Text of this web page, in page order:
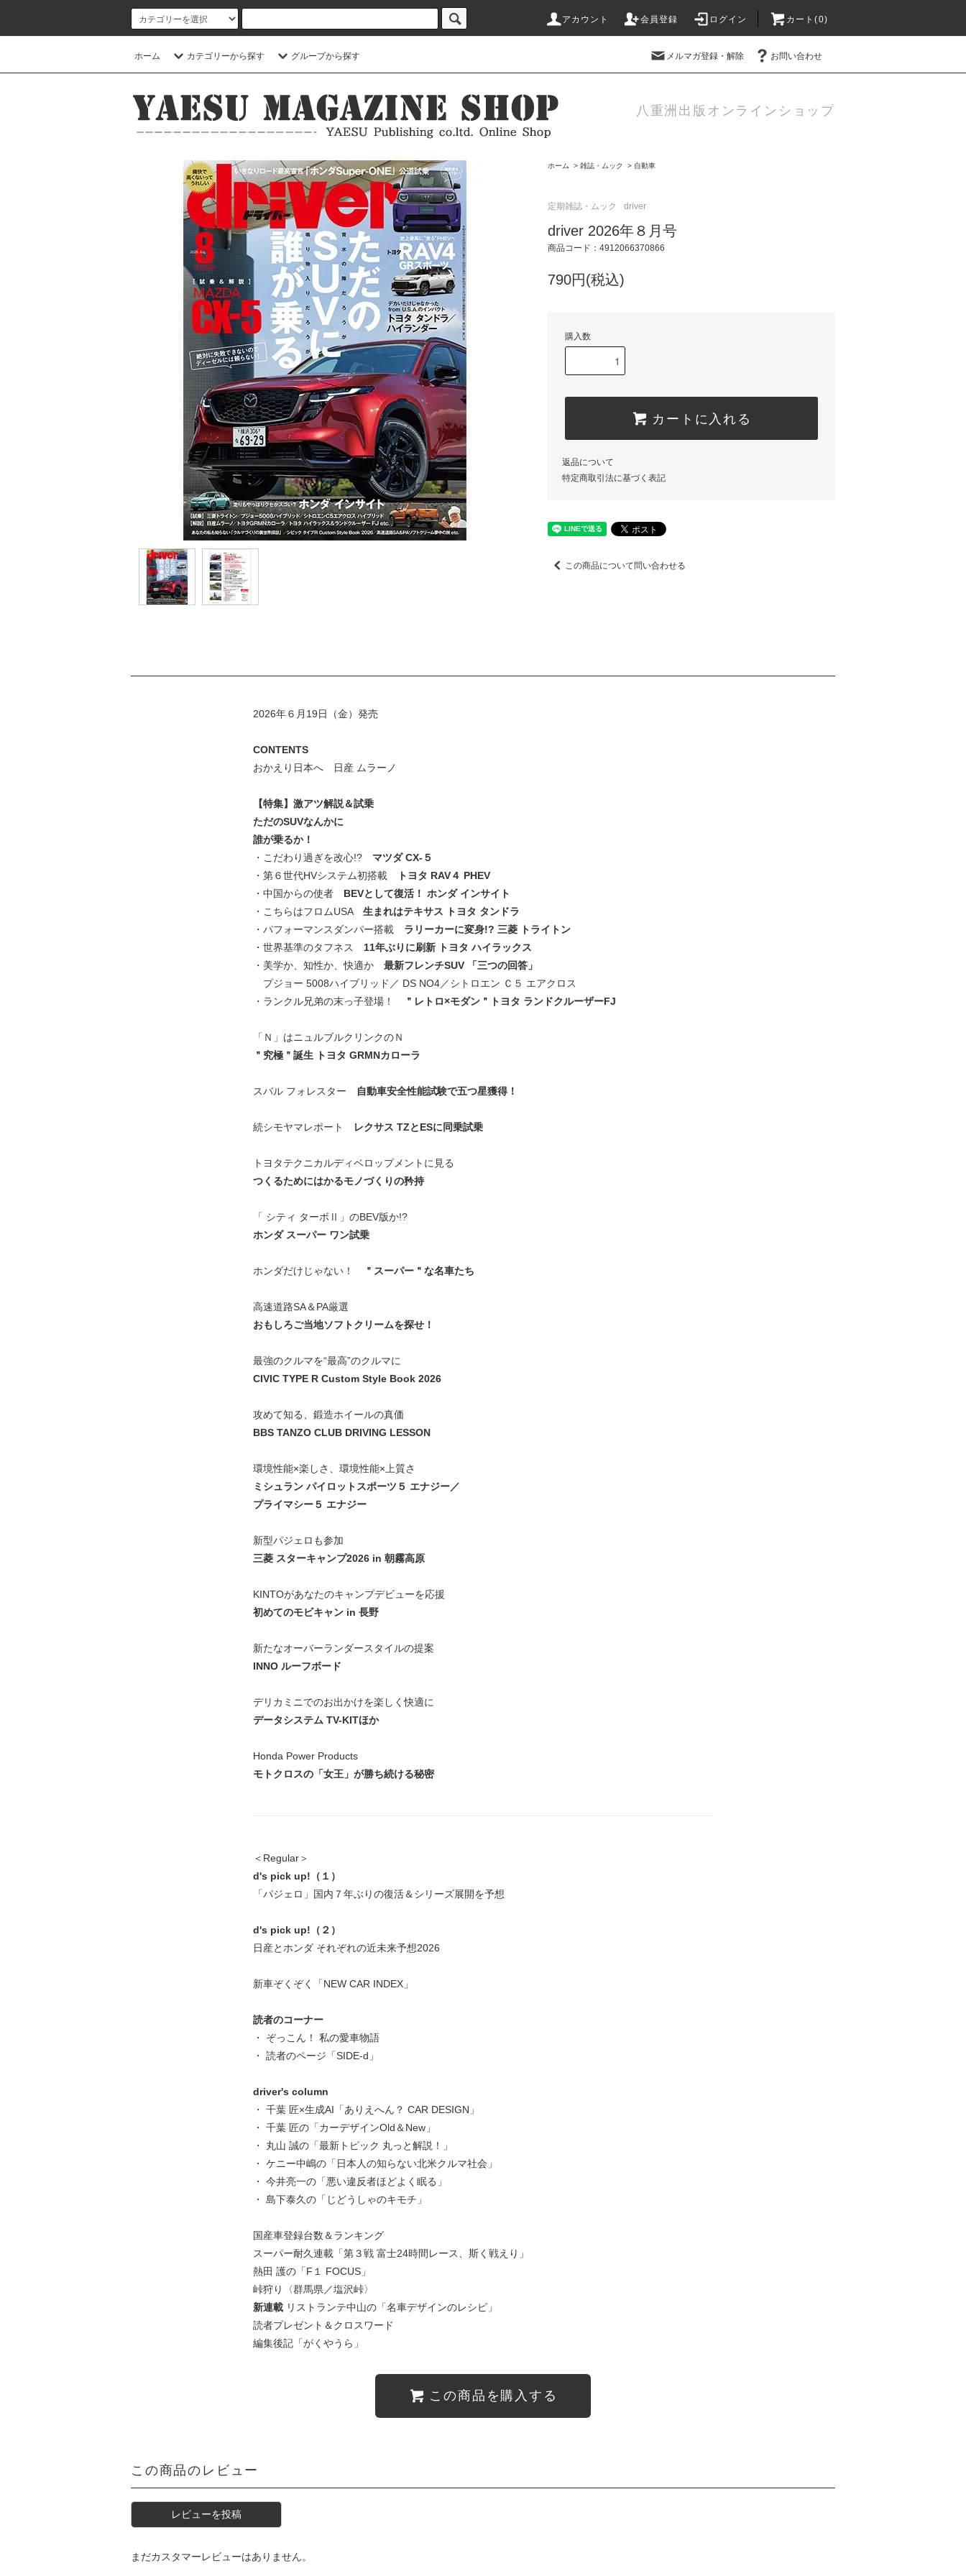
アカウント 会員登録 ログイン カート(0)
ホーム カテゴリーから探す グループから探す メルマガ登録・解除 お問い合わせ
八重洲出版オンラインショップ
ホーム > 雑誌・ムック > 自動車
定期雑誌・ムック driver
driver 2026年８月号
商品コード：4912066370866
790円(税込)
購入数
カートに入れる
返品について
特定商取引法に基づく表記
この商品について問い合わせる
2026年６月19日（金）発売
CONTENTS
おかえり日本へ 日産 ムラーノ
【特集】激アツ解説＆試乗
ただのSUVなんかに
誰が乗るか！
・こだわり過ぎを改心!? マツダ CX-５
・第６世代HVシステム初搭載
トヨタ RAV４ PHEV
・中国からの使者 BEVとして復活！ ホンダ インサイト
・こちらはフロムUSA 生まれはテキサス トヨタ タンドラ
・パフォーマンスダンパー搭載 ラリーカーに変身!? 三菱 トライトン
・世界基準のタフネス 11年ぶりに刷新 トヨタ ハイラックス
・美学か、知性か、快適か 最新フレンチSUV 「三つの回答」
プジョー 5008ハイブリッド／ DS NO4／シトロエン Ｃ５ エアクロス
・ランクル兄弟の末っ子登場！
＂レトロ×モダン＂トヨタ ランドクルーザーFJ
「Ｎ」はニュルブルクリンクのＮ
＂究極＂誕生 トヨタ GRMNカローラ
スバル フォレスター 自動車安全性能試験で五つ星獲得！
続シモヤマレポート レクサス TZとESに同乗試乗
トヨタテクニカルディベロップメントに見る
つくるためにはかるモノづくりの矜持
「 シティ ターボⅡ」のBEV版か!?
ホンダ スーパー ワン試乗
ホンダだけじゃない！ ＂スーパー＂な名車たち
高速道路SA＆PA厳選
おもしろご当地ソフトクリームを探せ！
最強のクルマを“最高”のクルマに
CIVIC TYPE R Custom Style Book 2026
攻めて知る、鍛造ホイールの真価
BBS TANZO CLUB DRIVING LESSON
環境性能×楽しさ、環境性能×上質さ
ミシュラン パイロットスポーツ５ エナジー／
プライマシー５ エナジー
新型パジェロも参加
三菱 スターキャンプ2026 in 朝霧高原
KINTOがあなたのキャンプデビューを応援
初めてのモビキャン in 長野
新たなオーバーランダースタイルの提案
INNO ルーフボード
デリカミニでのお出かけを楽しく快適に
データシステム TV-KITほか
Honda Power Products
モトクロスの「女王」が勝ち続ける秘密
＜Regular＞
d's pick up!（１）
「パジェロ」国内７年ぶりの復活＆シリーズ展開を予想
d's pick up!（２）
日産とホンダ それぞれの近未来予想2026
新車ぞくぞく「NEW CAR INDEX」
読者のコーナー
・ ぞっこん！ 私の愛車物語
・ 読者のページ「SIDE-d」
driver's column
・ 千葉 匠×生成AI「ありえへん？ CAR DESIGN」
・ 千葉 匠の「カーデザインOld＆New」
・ 丸山 誠の「最新トピック 丸っと解説！」
・ ケニー中嶋の「日本人の知らない北米クルマ社会」
・ 今井亮一の「悪い違反者ほどよく眠る」
・ 島下泰久の「じどうしゃのキモチ」
国産車登録台数＆ランキング
スーパー耐久連載「第３戦 富士24時間レース、斯く戦えり」
熱田 護の「F１ FOCUS」
峠狩り〈群馬県／塩沢峠〉
新連載 リストランテ中山の「名車デザインのレシピ」
読者プレゼント＆クロスワード
編集後記「がくやうら」
この商品を購入する
この商品のレビュー
レビューを投稿
まだカスタマーレビューはありません。